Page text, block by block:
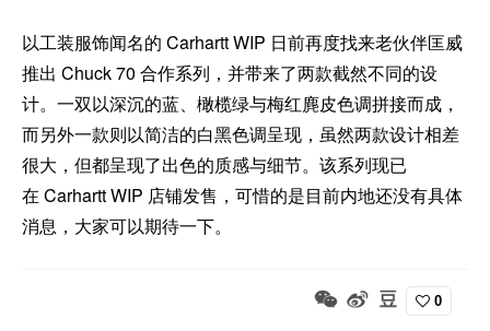
以工装服饰闻名的 Carhartt WIP 日前再度找来老伙伴匡威
推出 Chuck 70 合作系列，并带来了两款截然不同的设
计。一双以深沉的蓝、橄榄绿与梅红麂皮色调拼接而成，
而另外一款则以简洁的白黑色调呈现，虽然两款设计相差
很大，但都呈现了出色的质感与细节。该系列现已
在 Carhartt WIP 店铺发售，可惜的是目前内地还没有具体
消息，大家可以期待一下。
0